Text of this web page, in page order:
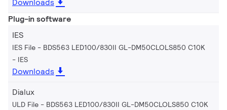
Downloads
Plug-in software
IES
IES File - BDS563 LED100/830II GL-DM50CLOLS850 C10K
IES
Downloads
Dialux
ULD File - BDS563 LED100/830II GL-DM50CLOLS850 C10K